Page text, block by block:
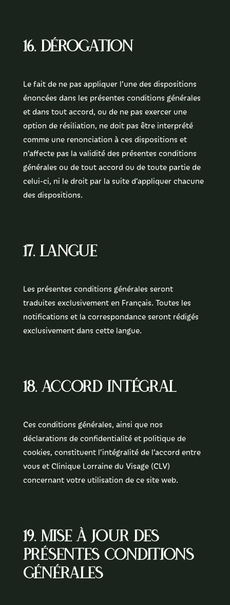
16. Dérogation
Le fait de ne pas appliquer l’une des dispositions
énoncées dans les présentes conditions générales
et dans tout accord, ou de ne pas exercer une
option de résiliation, ne doit pas être interprété
comme une renonciation à ces dispositions et
n’affecte pas la validité des présentes conditions
générales ou de tout accord ou de toute partie de
celui-ci, ni le droit par la suite d’appliquer chacune
des dispositions.
17. Langue
Les présentes conditions générales seront
traduites exclusivement en Français. Toutes les
notifications et la correspondance seront rédigés
exclusivement dans cette langue.
18. Accord intégral
Ces conditions générales, ainsi que nos
déclarations de confidentialité et politique de
cookies, constituent l’intégralité de l’accord entre
vous et Clinique Lorraine du Visage (CLV)
concernant votre utilisation de ce site web.
19. Mise à jour des
présentes conditions
générales